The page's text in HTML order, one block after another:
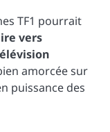
TF1 pourrait
vers
amorcée sur
puissance des